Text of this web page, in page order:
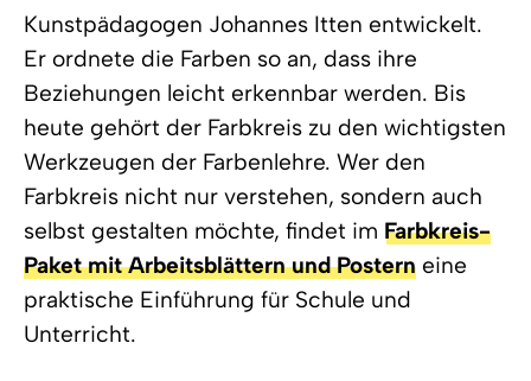
Kunstpädagogen Johannes Itten entwickelt.
Er ordnete die Farben so an, dass ihre
Beziehungen leicht erkennbar werden. Bis
heute gehört der Farbkreis zu den wichtigsten
Werkzeugen der Farbenlehre. Wer den
Farbkreis nicht nur verstehen, sondern auch
selbst gestalten möchte, findet im Farbkreis-
Paket mit Arbeitsblättern und Postern eine
praktische Einführung für Schule und
Unterricht.